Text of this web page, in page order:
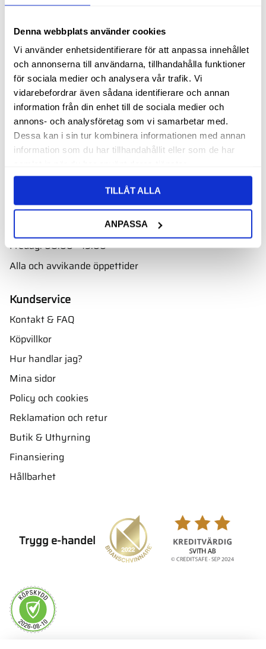
Denna webbplats använder cookies
Vi använder enhetsidentifierare för att anpassa innehållet
och annonserna till användarna, tillhandahålla funktioner
för sociala medier och analysera vår trafik. Vi
vidarebefordrar även sådana identifierare och annan
information från din enhet till de sociala medier och
annons- och analysföretag som vi samarbetar med.
Dessa kan i sin tur kombinera informationen med annan
information som du har tillhandahållit eller som de har
TILLÅT ALLA
ANPASSA
Butik
Välkommen till vår butik i Nyköping bara ett par minuter
från E4. Ta avfarten mot Skavsta flygplats.
Oscarsbergsvägen 11
Öppettider
Måndag - torsdag: 08.00 - 16.00
Fredag: 08.00 - 15.00
Alla och avvikande öppettider
Kundservice
Kontakt & FAQ
Köpvillkor
Hur handlar jag?
Mina sidor
Policy och cookies
Reklamation och retur
Butik & Uthyrning
Finansiering
Hållbarhet
Trygg e-handel